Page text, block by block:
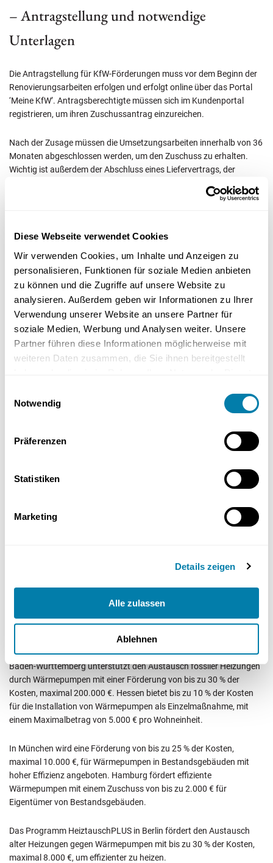
Diese Webseite verwendet Cookies
Wir verwenden Cookies, um Inhalte und Anzeigen zu
personalisieren, Funktionen für soziale Medien anbieten
zu können und die Zugriffe auf unsere Website zu
analysieren. Außerdem geben wir Informationen zu Ihrer
Verwendung unserer Website an unsere Partner für
soziale Medien, Werbung und Analysen weiter. Unsere
Partner führen diese Informationen möglicherweise mit
weiteren Daten zusammen, die Sie ihnen bereitgestellt
Notwendig
Präferenzen
Statistiken
Marketing
Details zeigen
Alle zulassen
Ablehnen
– Antragstellung und notwendige
Unterlagen
Die Antragstellung für KfW-Förderungen muss vor dem Beginn der
Renovierungsarbeiten erfolgen und erfolgt online über das Portal
‘Meine KfW’. Antragsberechtigte müssen sich im Kundenportal
registrieren, um ihren Zuschussantrag einzureichen.
Nach der Zusage müssen die Umsetzungsarbeiten innerhalb von 36
Monaten abgeschlossen werden, um den Zuschuss zu erhalten.
Wichtig ist außerdem der Abschluss eines Liefervertrags, der
Wärmepumpen
Die BAFA-Förderung für Luft-Luft-Wärmepumpen ist im Rahmen der
BEG-Förderrichtlinie geregelt, die seit 2024 neue Bedingungen
bietet. Diese Förderung wurde bis Ende 2023 angeboten, danach
erfolgte der Übergang zur KfW-Förderung.
Ab 2024 können Antragsteller flexible Wechselmöglichkeiten
zwischen der BAFA- und KfW-Förderung nutzen, ohne eine
Sperrfrist von sechs Monaten einhalten zu müssen. Dies bietet mehr
Regionale Förderprogramme für
Luft-Luft-Wärmepumpen
zwischen 500 und 7.250 € für den Einbau von Wärmepumpen in
bestimmten Wohnquartieren bietet.
Baden-Württemberg unterstützt den Austausch fossiler Heizungen
durch Wärmepumpen mit einer Förderung von bis zu 30 % der
Kosten, maximal 200.000 €. Hessen bietet bis zu 10 % der Kosten
für die Installation von Wärmepumpen als Einzelmaßnahme, mit
einem Maximalbetrag von 5.000 € pro Wohneinheit.
In München wird eine Förderung von bis zu 25 % der Kosten,
maximal 10.000 €, für Wärmepumpen in Bestandsgebäuden mit
hoher Effizienz angeboten. Hamburg fördert effiziente
Wärmepumpen mit einem Zuschuss von bis zu 2.000 € für
Eigentümer von Bestandsgebäuden.
Das Programm HeiztauschPLUS in Berlin fördert den Austausch
alter Heizungen gegen Wärmepumpen mit bis zu 30 % der Kosten,
maximal 8.000 €, um effizienter zu heizen.